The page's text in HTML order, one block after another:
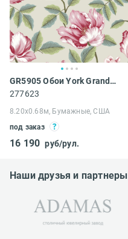
GR5905 Обои York Grandmillennial
277623
8.20х0.68м, Бумажные, США
под заказ
16 190 руб/рул.
Наши друзья и партнеры